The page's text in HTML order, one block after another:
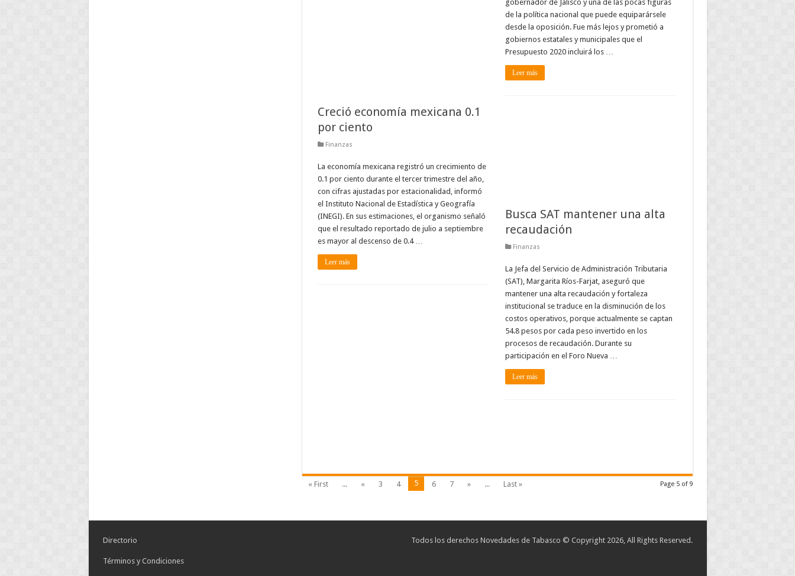
gobernador de Jalisco y una de las pocas figuras
de la política nacional que puede equiparársele
desde la oposición. Fue más lejos y prometió a
gobiernos estatales y municipales que el
Presupuesto 2020 incluirá los …
Leer más
Creció economía mexicana 0.1
por ciento
Finanzas
La economía mexicana registró un crecimiento de
0.1 por ciento durante el tercer trimestre del año,
con cifras ajustadas por estacionalidad, informó
el Instituto Nacional de Estadística y Geografía
(INEGI). En sus estimaciones, el organismo señaló
que el resultado reportado de julio a septiembre
es mayor al descenso de 0.4 …
Leer más
Busca SAT mantener una alta
recaudación
Finanzas
La Jefa del Servicio de Administración Tributaria
(SAT), Margarita Ríos-Farjat, aseguró que
mantener una alta recaudación y fortaleza
institucional se traduce en la disminución de los
costos operativos, porque actualmente se captan
54.8 pesos por cada peso invertido en los
procesos de recaudación. Durante su
participación en el Foro Nueva …
Leer más
Page 5 of 9
« First ... « 3 4 5 6 7 » ... Last »
Todos los derechos Novedades de Tabasco © Copyright 2026, All Rights Reserved.
Directorio
Términos y Condiciones